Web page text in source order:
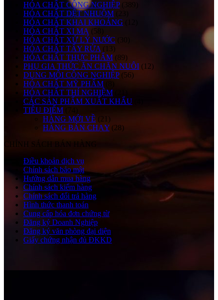
HÓA CHẤT CÔNG NGHIỆP (389)
HÓA CHẤT DỆT NHUỘM (23)
HÓA CHẤT KHAI KHOÁNG
HÓA CHẤT XI MẠ (58)
HÓA CHẤT XỬ LÝ NƯỚC (30)
HÓA CHẤT TẨY RỬA (13)
HÓA CHẤT THỰC PHẨM (89)
PHỤ GIA THỨC ĂN CHĂN NUÔI (12)
DUNG MÔI CÔNG NGHIỆP (56)
HÓA CHẤT MỸ PHẨM
(8)
HÓA CHẤT THÍ NGHIỆM
CÁC SẢN PHẨM XUẤT KHẨU
TIÊU ĐIỂM
(74)
HÀNG MỚI VỀ (21)
HÀNG BÁN CHẠY (28)
CHÍNH SÁCH BÁN HÀNG
Điều khoản dịch vụ
Chính sách bảo mật
Hướng dẫn mua hàng
Chính sách kiểm hàng
Chính sách đổi trả hàng
Hình thức thanh toán
Cung cấp hóa đơn chứng từ
Đăng ký Doanh Nghiệp
Đăng ký văn phòng đại diện
Giấy chứng nhận đủ ĐKKD